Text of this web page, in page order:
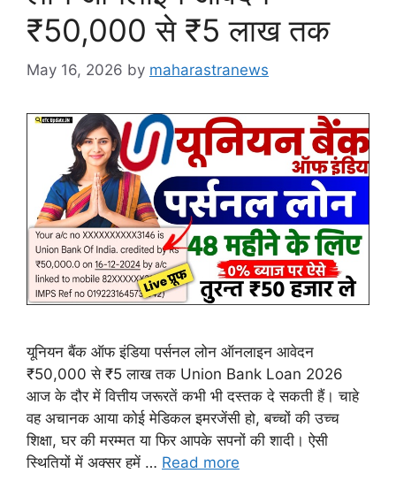
₹50,000 से ₹5 लाख तक
May 16, 2026 by maharastranews
यूनियन बैंक ऑफ इंडिया पर्सनल लोन ऑनलाइन आवेदन
₹50,000 से ₹5 लाख तक Union Bank Loan 2026
आज के दौर में वित्तीय जरूरतें कभी भी दस्तक दे सकती हैं। चाहे
वह अचानक आया कोई मेडिकल इमरजेंसी हो, बच्चों की उच्च
शिक्षा, घर की मरम्मत या फिर आपके सपनों की शादी। ऐसी
स्थितियों में अक्सर हमें … Read more